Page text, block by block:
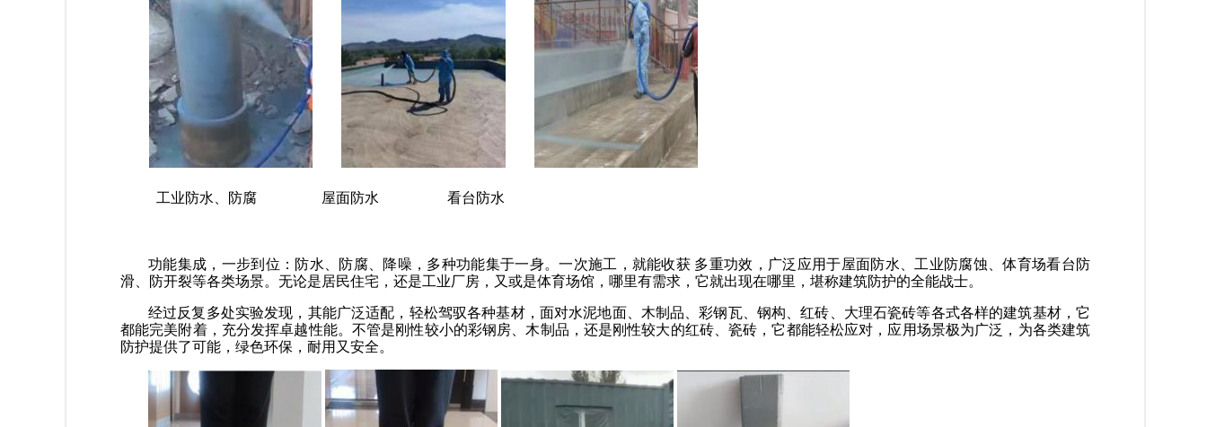
工业防水、防腐 屋面防水 看台防水
功能集成，一步到位：防水、防腐、降噪，多种功能集于一身。一次施工，就能收获 多重功效，广泛应用于屋面防水、工业防腐蚀、体育场看台防
滑、防开裂等各类场景。无论是居民住宅，还是工业厂房，又或是体育场馆，哪里有需求，它就出现在哪里，堪称建筑防护的全能战士。
经过反复多处实验发现，其能广泛适配，轻松驾驭各种基材，面对水泥地面、木制品、彩钢瓦、钢构、红砖、大理石瓷砖等各式各样的建筑基材，它
都能完美附着，充分发挥卓越性能。不管是刚性较小的彩钢房、木制品，还是刚性较大的红砖、瓷砖，它都能轻松应对，应用场景极为广泛，为各类建筑
防护提供了可能，绿色环保，耐用又安全。